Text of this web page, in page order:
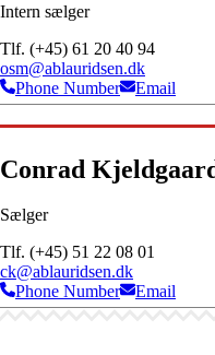
Intern sælger
Tlf. (+45) 61 20 40 94
osm@ablauridsen.dk
Phone Number
Email
Conrad
Sælger
Tlf. (+45) 51 22 08 01
ck@ablauridsen.dk
Phone Number
Email